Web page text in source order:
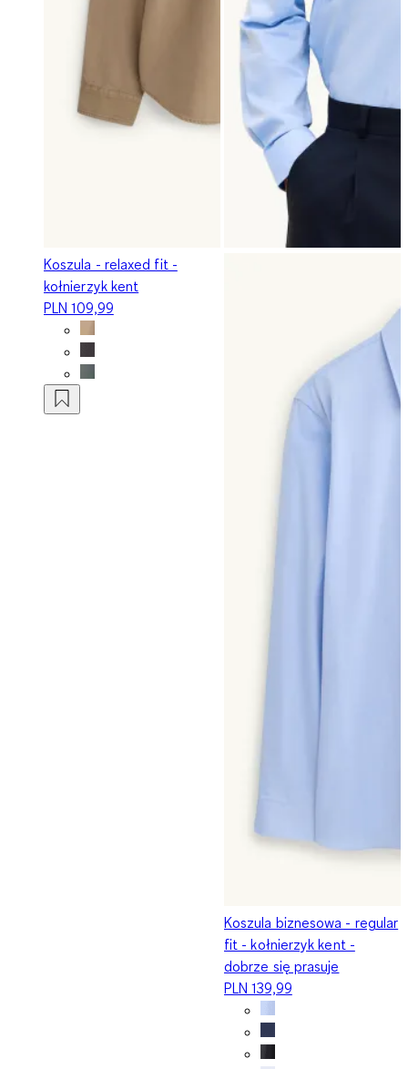
Koszula - relaxed fit -
kołnierzyk kent
PLN 109,99
Koszula biznesowa - regular
fit - kołnierzyk kent -
dobrze się prasuje
PLN 139,99